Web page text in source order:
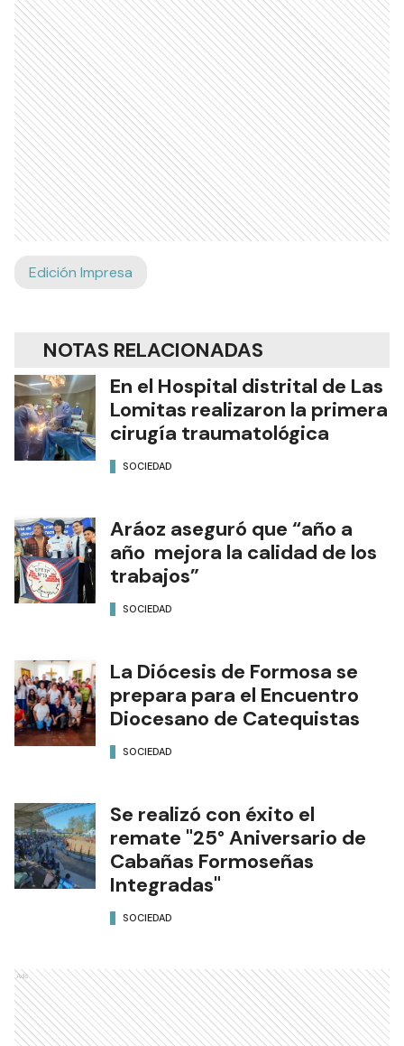
Edición Impresa
NOTAS RELACIONADAS
En el Hospital distrital de Las
Lomitas realizaron la primera
cirugía traumatológica
SOCIEDAD
Aráoz aseguró que “año a
año mejora la calidad de los
trabajos”
SOCIEDAD
La Diócesis de Formosa se
prepara para el Encuentro
Diocesano de Catequistas
SOCIEDAD
Se realizó con éxito el
remate "25° Aniversario de
Cabañas Formoseñas
Integradas"
SOCIEDAD
Ads